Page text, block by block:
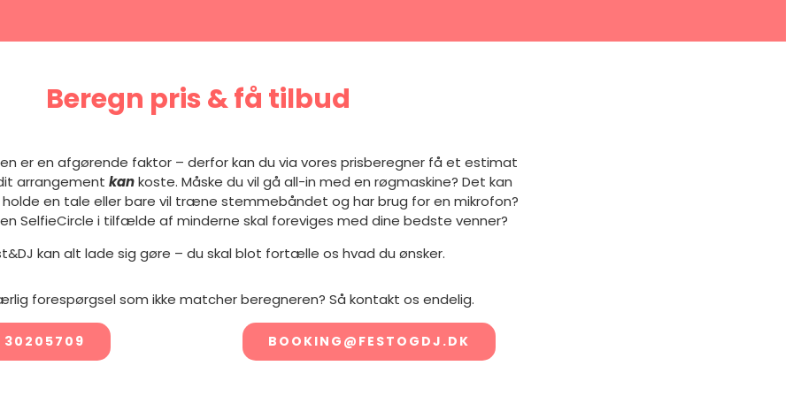
Beregn pris & få tilbud
er en afgørende faktor – derfor kan du via vores prisberegner få et estimat
arrangementkankoste. Måske du vil gå all-in med en røgmaskine? Det kan
en tale eller bare vil træne stemmebåndet og har brug for en mikrofon?
SelfieCircle i tilfælde af minderne skal foreviges med dine bedste venner?
kan alt lade sig gøre – du skal blot fortælle os hvad du ønsker.
forespørgsel som ikke matcher beregneren? Så kontakt os endelig.
30205709 BOOKING@FESTOGDJ.DK